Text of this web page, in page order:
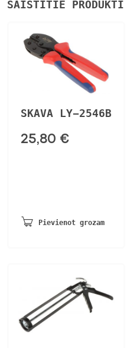
SAISTĪTIE PRODUKTI
SKAVA LY-2546B
25,80 €
Pievienot grozam